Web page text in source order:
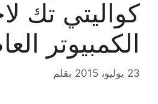
كواليتي تك
الكمبيوتر
23 يوليو، 2015 بقلم